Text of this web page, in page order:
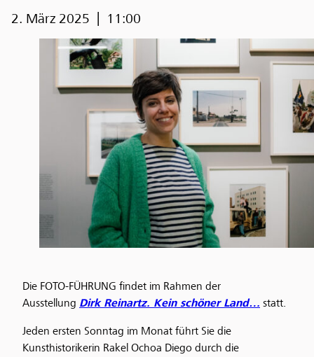
2. März 2025 11:00
Die FOTO-FÜHRUNG findet im Rahmen der
Ausstellung Dirk Reinartz. Kein schöner Land… statt.
Jeden ersten Sonntag im Monat führt Sie die
Kunsthistorikerin Rakel Ochoa Diego durch die